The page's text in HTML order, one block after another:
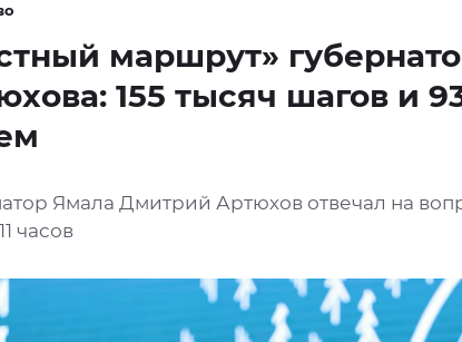
маршрут»
155 тысяч шагов и
Ямала Дмитрий Артюхов отвечал на
часов